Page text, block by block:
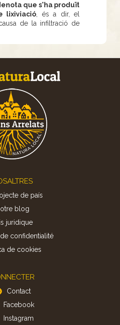
que s'ha produït
lixiviació , és a dir, el
de la infiltració de
de país
blog
juridique
confidentialité
de cookies
Contact
Facebook
Instagram